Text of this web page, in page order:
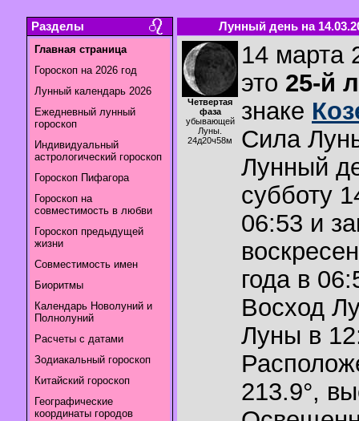
Разделы
Главная страница
Гороскоп на 2026 год
Лунный календарь 2026
Ежедневный лунный
гороскоп
Индивидуальный
астрологический гороскоп
Гороскоп Пифагора
Гороскоп на
совместимость в любви
Гороскоп предыдущей
жизни
Совместимость имен
Биоритмы
Календарь Новолуний и
Полнолуний
Расчеты с датами
Зодиакальный гороскоп
Китайский гороскоп
Географические
координаты городов
Лунный день на
Четвертая
фаза
убывающей
Луны.
24д20ч58м
14 марта
это 25-й
знаке
Сила
Лунный
субботу
06:53 и
года в
Восход
Луны в
213.9°,